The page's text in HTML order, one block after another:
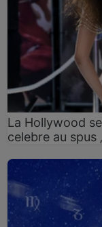
La Hollywood
celebre au spus